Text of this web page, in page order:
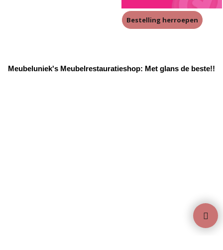
Bestelling herroepen
Meubeluniek's Meubelrestauratieshop: Met glans de beste!!